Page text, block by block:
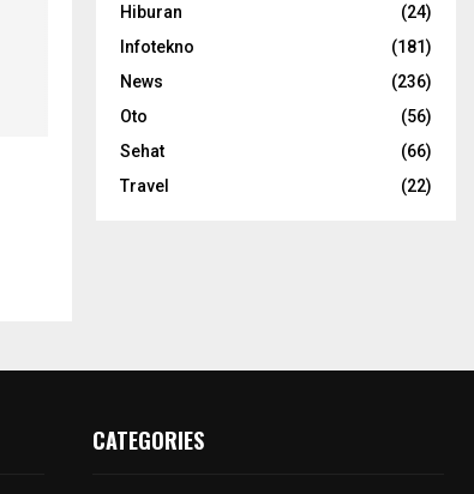
Hiburan
(24)
Infotekno
(181)
News
(236)
Oto
(56)
Sehat
(66)
Travel
(22)
CATEGORIES